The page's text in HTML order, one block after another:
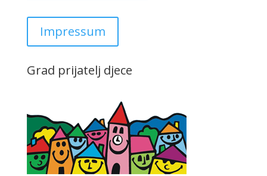
Impressum
Grad prijatelj djece